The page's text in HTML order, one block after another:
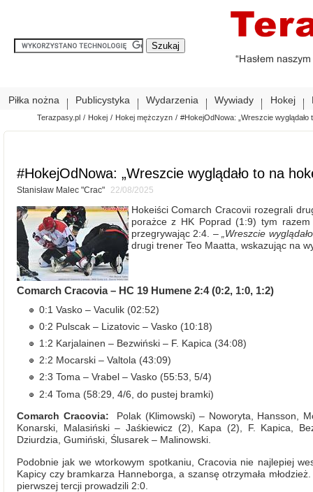
Piłka nożna Publicystyka Wydarzenia Wywiady Hokej
Terazpasy.pl / Hokej / Hokej mężczyzn / #HokejOdNowa: „Wreszcie wyglądało
#HokejOdNowa: „Wreszcie wyglądało to na
Stanisław Malec "Crac" 22/08/2025
Hokeiści Comarch Cracovii rozegrali
porażce z HK Poprad (1:9) tym razem
przegrywając 2:4. –
„Wreszcie
drugi trener Teo Maatta, wskazując na
Comarch Cracovia – HC 19 Humene 2:4 (0:2, 1:0, 1:2)
0:1 Vasko – Vaculik (02:52)
0:2 Pulscak – Lizatovic – Vasko (10:18)
1:2 Karjalainen – Bezwiński – F. Kapica (34:08)
2:2 Mocarski – Valtola (43:09)
2:3 Toma – Vrabel – Vasko (55:53, 5/4)
2:4 Toma (58:29, 4/6, do pustej bramki)
Comarch Cracovia: Polak (Klimowski) – Noworyta, Hansson,
Konarski, Malasiński – Jaśkiewicz (2), Kapa (2), F. Kapica,
Dziurdzia, Gumiński, Ślusarek – Malinowski.
Podobnie jak we wtorkowym spotkaniu, Cracovia nie najlepiej
Kapicy czy bramkarza Hanneborga, a szansę otrzymała
pierwszej tercji prowadzili 2:0.